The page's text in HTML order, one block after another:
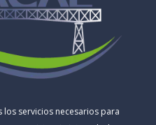
los servicios necesarios para